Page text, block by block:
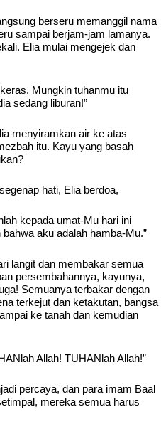
berseru memanggil nama
sampai berjam-jam lamanya.
Elia mulai mengejek dan
Mungkin tuhanmu itu
sedang liburan!”
menyiramkan air ke atas
itu. Kayu yang basah
hati, Elia berdoa,
kepada umat-Mu hari ini
aku adalah hamba-Mu.”
langit dan membakar semua
persembahannya, kayunya,
Semuanya terbakar dengan
terkejut dan ketakutan, bangsa
ke tanah dan kemudian
Allah! TUHANlah Allah!”
percaya, dan para imam Baal
mereka semua harus